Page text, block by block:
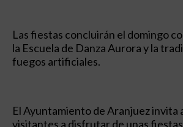
Las fiestas concluirán el domingo
la Escuela de Danza Aurora y la
fuegos artificiales.
El Ayuntamiento de Aranjuez invita
visitantes a disfrutar de unas